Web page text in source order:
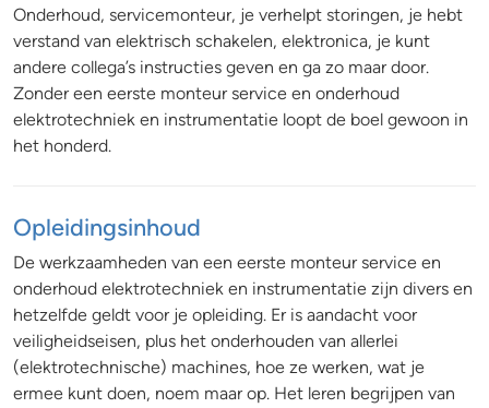
Onderhoud, servicemonteur, je verhelpt storingen, je hebt
verstand van elektrisch schakelen, elektronica, je kunt
andere collega’s instructies geven en ga zo maar door.
Zonder een eerste monteur service en onderhoud
elektrotechniek en instrumentatie loopt de boel gewoon in
het honderd.
Opleidingsinhoud
De werkzaamheden van een eerste monteur service en
onderhoud elektrotechniek en instrumentatie zijn divers en
hetzelfde geldt voor je opleiding. Er is aandacht voor
veiligheidseisen, plus het onderhouden van allerlei
(elektrotechnische) machines, hoe ze werken, wat je
ermee kunt doen, noem maar op. Het leren begrijpen van